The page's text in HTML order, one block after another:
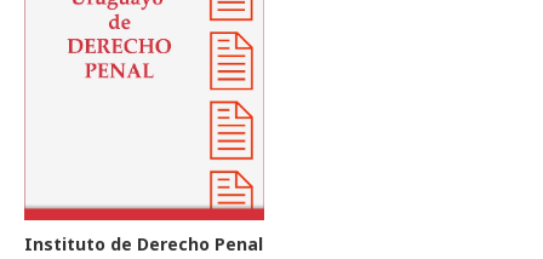
Instituto de Derecho Penal